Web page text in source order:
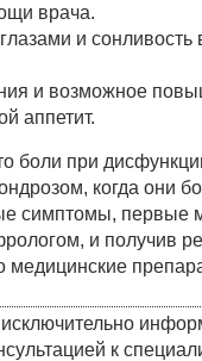
врача.
и сонливость
и возможное
аппетит.
боли при
когда они
симптомы, первые
и получив
к